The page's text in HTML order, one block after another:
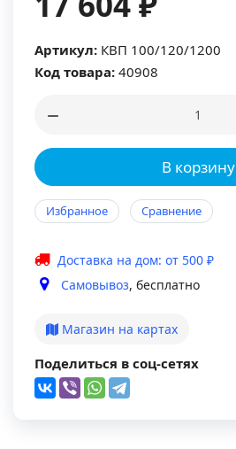
Артикул: КВП 100/120/1200
Код товара: 40908
В корзину
Избранное Сравнение
Доставка на дом: от 500 ₽
Самовывоз, бесплатно
Магазин на картах
Поделиться в соц-сетях